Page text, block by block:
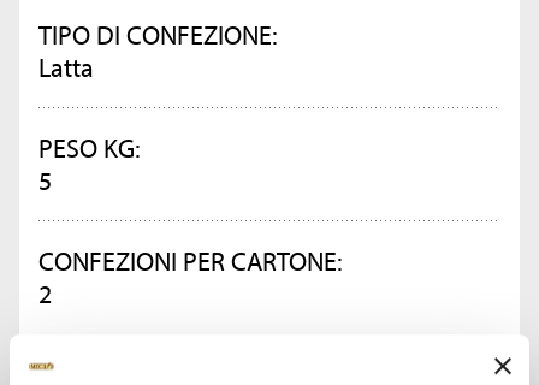
TIPO DI CONFEZIONE:
Latta
PESO KG:
5
CONFEZIONI PER CARTONE:
2